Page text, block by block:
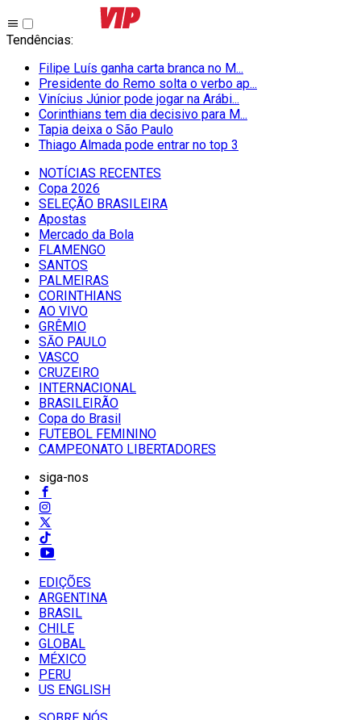
Tendências:
Filipe Luís ganha carta branca no M...
Presidente do Remo solta o verbo ap...
Vinícius Júnior pode jogar na Arábi...
Corinthians tem dia decisivo para M...
Tapia deixa o São Paulo
Thiago Almada pode entrar no top 3
NOTÍCIAS RECENTES
Copa 2026
SELEÇÃO BRASILEIRA
Apostas
Mercado da Bola
FLAMENGO
SANTOS
PALMEIRAS
CORINTHIANS
AO VIVO
GRÊMIO
SĀO PAULO
VASCO
CRUZEIRO
INTERNACIONAL
BRASILEIRÃO
Copa do Brasil
FUTEBOL FEMININO
CAMPEONATO LIBERTADORES
siga-nos
EDIÇÕES
ARGENTINA
BRASIL
CHILE
GLOBAL
MÉXICO
PERU
US ENGLISH